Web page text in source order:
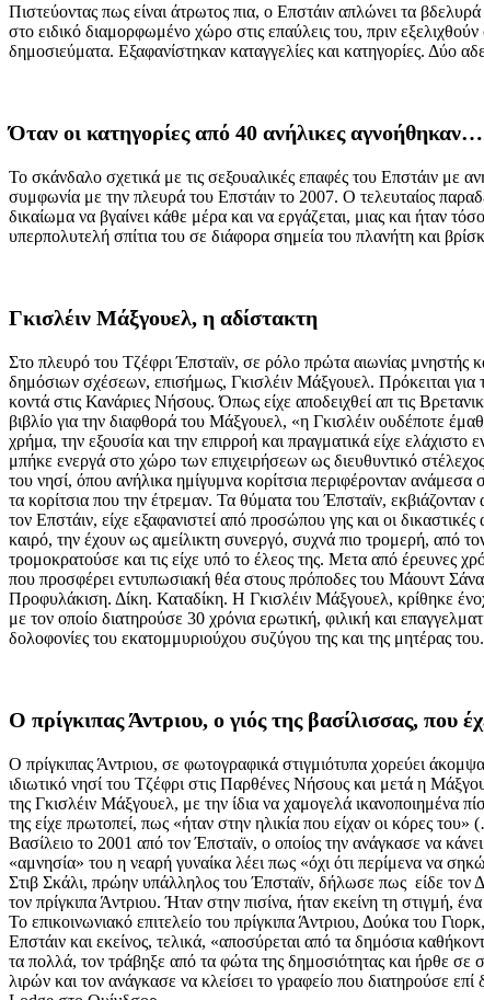
Πιστεύοντας πως είναι άτρωτος πια, ο Επστάιν απλώνει τα
στο ειδικό διαμορφωμένο χώρο στις επαύλεις του, πριν
δημοσιεύματα. Εξαφανίστηκαν καταγγελίες και κατηγορίες. Δύο
Όταν οι κατηγορίες από 40 ανήλικες αγνοήθηκαν…
Το σκάνδαλο σχετικά με τις σεξουαλικές επαφές του Επστάιν με
συμφωνία με την πλευρά του Επστάιν το 2007. Ο τελευταίος
δικαίωμα να βγαίνει κάθε μέρα και να εργάζεται, μιας και ήταν
υπερπολυτελή σπίτια του σε διάφορα σημεία του πλανήτη και
Γκισλέιν Μάξγουελ, η αδίστακτη
Στο πλευρό του Τζέφρι Έπσταϊν, σε ρόλο πρώτα αιωνίας μνηστής
δημόσιων σχέσεων, επισήμως, Γκισλέιν Μάξγουελ. Πρόκειται
κοντά στις Κανάριες Νήσους. Όπως είχε αποδειχθεί απ τις
βιβλίο για την διαφθορά του Μάξγουελ, «η Γκισλέιν ουδέποτε
χρήμα, την εξουσία και την επιρροή και πραγματικά είχε
μπήκε ενεργά στο χώρο των επιχειρήσεων ως διευθυντικό
του νησί, όπου ανήλικα ημίγυμνα κορίτσια περιφέρονταν
τα κορίτσια που την έτρεμαν. Τα θύματα του Έπσταϊν,
τον Επστάιν, είχε εξαφανιστεί από προσώπου γης και οι
καιρό, την έχουν ως αμείλικτη συνεργό, συχνά πιο τρομερή, από
τρομοκρατούσε και τις είχε υπό το έλεος της. Μετα από έρευνες
που προσφέρει εντυπωσιακή θέα στους πρόποδες του Μάουντ
Προφυλάκιση. Δίκη. Καταδίκη. Η Γκισλέιν Μάξγουελ, κρίθηκε
με τον οποίο διατηρούσε 30 χρόνια ερωτική, φιλική και
δολοφονίες του εκατομμυριούχου συζύγου της και της μητέρας του.
Ο πρίγκιπας Άντριου, ο γιός της βασίλισσας, που
Ο πρίγκιπας Άντριου, σε φωτογραφικά στιγμιότυπα χορεύει
ιδιωτικό νησί του Τζέφρι στις Παρθένες Νήσους και μετά η
της Γκισλέιν Μάξγουελ, με την ίδια να χαμογελά ικανοποιημένα
της είχε πρωτοπεί, πως «ήταν στην ηλικία που είχαν οι κόρες
Βασίλειο το 2001 από τον Έπσταϊν, ο οποίος την ανάγκασε να
«αμνησία» του η νεαρή γυναίκα λέει πως «όχι ότι περίμενα να
Στιβ Σκάλι, πρώην υπάλληλος του Έπσταϊν, δήλωσε πως είδε τον
τον πρίγκιπα Άντριου. Ήταν στην πισίνα, ήταν εκείνη τη στιγμή,
Το επικοινωνιακό επιτελείο του πρίγκιπα Άντριου, Δούκα του
Επστάιν και εκείνος, τελικά, «αποσύρεται από τα δημόσια
τα πολλά, τον τράβηξε από τα φώτα της δημοσιότητας και ήρθε
λιρών και τον ανάγκασε να κλείσει το γραφείο που διατηρούσε